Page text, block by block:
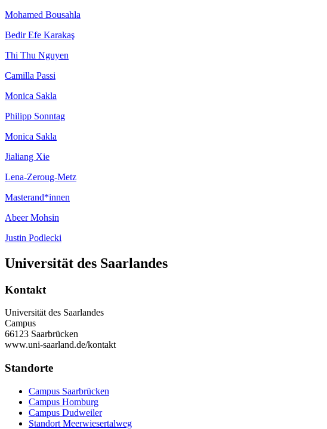
Mohamed Bousahla
Bedir Efe Karakaş
Thi Thu Nguyen
Camilla Passi
Monica Sakla
Philipp Sonntag
Monica Sakla
Jialiang Xie
Lena-Zeroug-Metz
Masterand*innen
Abeer Mohsin
Justin Podlecki
Universität des Saarlandes
Kontakt
Universität des Saarlandes
Campus
66123 Saarbrücken
www.uni-saarland.de/kontakt
Standorte
Campus Saarbrücken
Campus Homburg
Campus Dudweiler
Standort Meerwiesertalweg